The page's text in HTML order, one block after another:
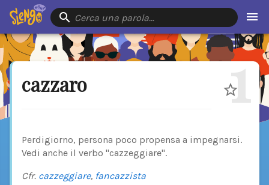
Cerca una parola…
cazzaro 1
Perdigiorno, persona poco propensa a impegnarsi.
Vedi anche il verbo "cazzeggiare".
Cfr. cazzeggiare, fancazzista